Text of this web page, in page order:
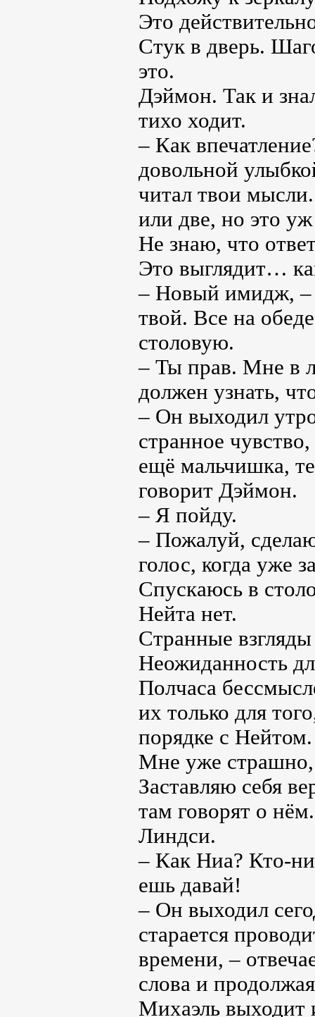
Это
Стук в дверь.
это.
Дэймон. Так и
тихо ходит.
– Как
довольной
читал твои
или две, но это
Не знаю, что
Это выглядит…
– Новый имидж, –
твой. Все на
столовую.
– Ты прав. Мне в
должен узнать,
– Он выходил
странное
ещё мальчишка,
говорит Дэймон.
– Я пойду.
– Пожалуй,
голос, когда уже
Спускаюсь в
Нейта нет.
Странные
Неожиданность
Полчаса
их только для
порядке с Нейтом.
Мне уже страшно,
Заставляю себя
там говорят о нём.
Линдси.
– Как Ниа? Кто-
ешь давай!
– Он выходил
старается
времени, –
слова и
Михаэль выходит